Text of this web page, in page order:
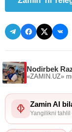
Nodirbek
«ZAMIN.UZ»
Zamin AI
Yangilikni